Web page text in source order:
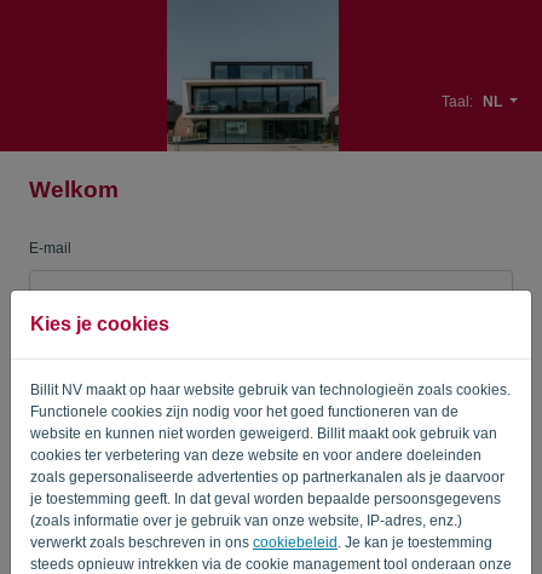
Kies je cookies
Billit NV maakt op haar website gebruik van technologieën zoals cookies.
Functionele cookies zijn nodig voor het goed functioneren van de
website en kunnen niet worden geweigerd. Billit maakt ook gebruik van
cookies ter verbetering van deze website en voor andere doeleinden
zoals gepersonaliseerde advertenties op partnerkanalen als je daarvoor
je toestemming geeft. In dat geval worden bepaalde persoonsgegevens
(zoals informatie over je gebruik van onze website, IP-adres, enz.)
verwerkt zoals beschreven in ons cookiebeleid . Je kan je toestemming
steeds opnieuw intrekken via de cookie management tool onderaan onze
Taal: NL
Welkom
E-mail
Wachtwoord
Herinner me Wachtwoord vergeten?
AANMELDEN